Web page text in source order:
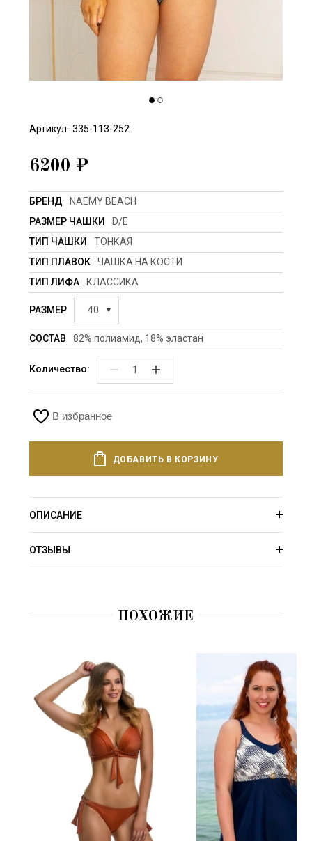
Артикул: 335-113-252
6200 ₽
БРЕНД
NAEMY BEACH
РАЗМЕР ЧАШКИ
D/E
ТИП ЧАШКИ
ТОНКАЯ
ТИП ПЛАВОК
ЧАШКА НА КОСТИ
ТИП ЛИФА
КЛАССИКА
РАЗМЕР 40
СОСТАВ 82% полиамид, 18% эластан
Количество: − +
В избранное
ДОБАВИТЬ В КОРЗИНУ
ОПИСАНИЕ
ОТЗЫВЫ
ПОХОЖИЕ